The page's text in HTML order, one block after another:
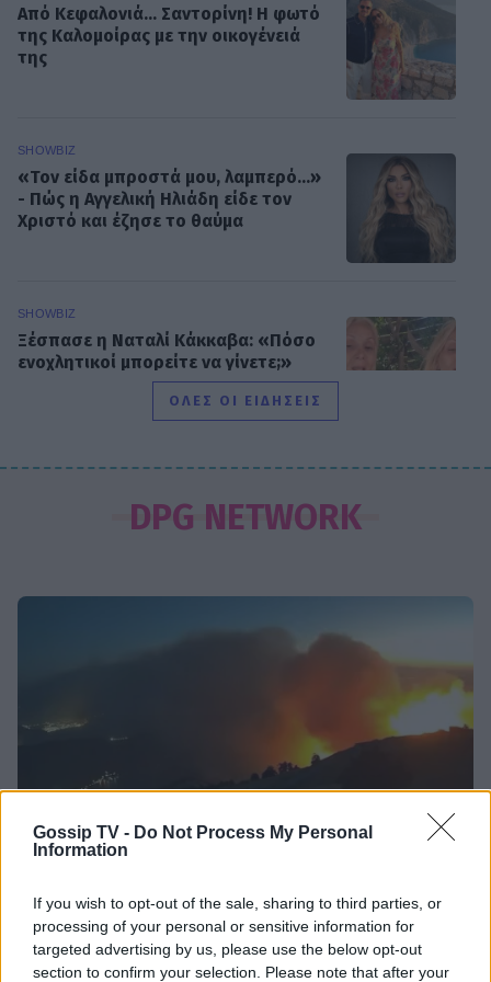
Gossip TV - Do Not Process My Personal
Information
If you wish to opt-out of the sale, sharing to third parties, or
processing of your personal or sensitive information for
targeted advertising by us, please use the below opt-out
section to confirm your selection. Please note that after your
Από Κεφαλονιά... Σαντορίνη! Η φωτό
της Καλομοίρας με την οικογένειά
της
SHOWBIZ
«Τον είδα μπροστά μου, λαμπερό…»
- Πώς η Αγγελική Ηλιάδη είδε τον
Χριστό και έζησε το θαύμα
SHOWBIZ
Ξέσπασε η Ναταλί Κάκκαβα: «Πόσο
ενοχλητικοί μπορείτε να γίνετε;»
Τροχαίο ατύχημα για τον Mike
προσκύνημα
Πίσω από τις γραμμές: Η ημερομηνία
της πρεμιέρας
SHOWBIZ
ΟΛΕΣ ΟΙ ΕΙΔΗΣΕΙΣ
DPG NETWORK
Τι είναι το «σύννεφο φωτιάς» -pyrocumulus ή
πυροσωρείτης: Δείτε βίντεο της πυρκαγιάς στον
Κιθαιρώνα